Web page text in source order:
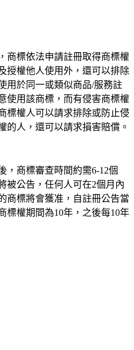
商標依法申請註冊取得商標權
授權他人使用外，還可以排除
用於同一或類似商品/服務註
使用該商標，而有侵害商標權
標權人可以請求排除或防止侵
的人，還可以請求損害賠償。
，商標審查時間約需6-12個
被公告，任何人可在2個月內
商標將會獲准，自註冊公告當
標權期間為10年，之後每10年